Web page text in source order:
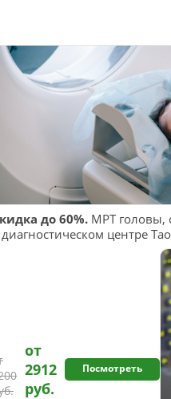
до 60%. МРТ головы,
центре
от
2912
руб.
Посмотреть